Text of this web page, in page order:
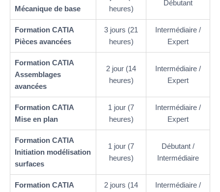
Mécanique de base
heures)
Débutant
Formation CATIA
Pièces avancées
3 jours (21
heures)
Intermédiaire /
Expert
Formation CATIA
Assemblages
avancées
2 jour (14
heures)
Intermédiaire /
Expert
Formation CATIA
Mise en plan
1 jour (7
heures)
Intermédiaire /
Expert
Formation CATIA
Initiation modélisation
surfaces
1 jour (7
heures)
Débutant /
Intermédiaire
Formation CATIA
2 jours (14
Intermédiaire /